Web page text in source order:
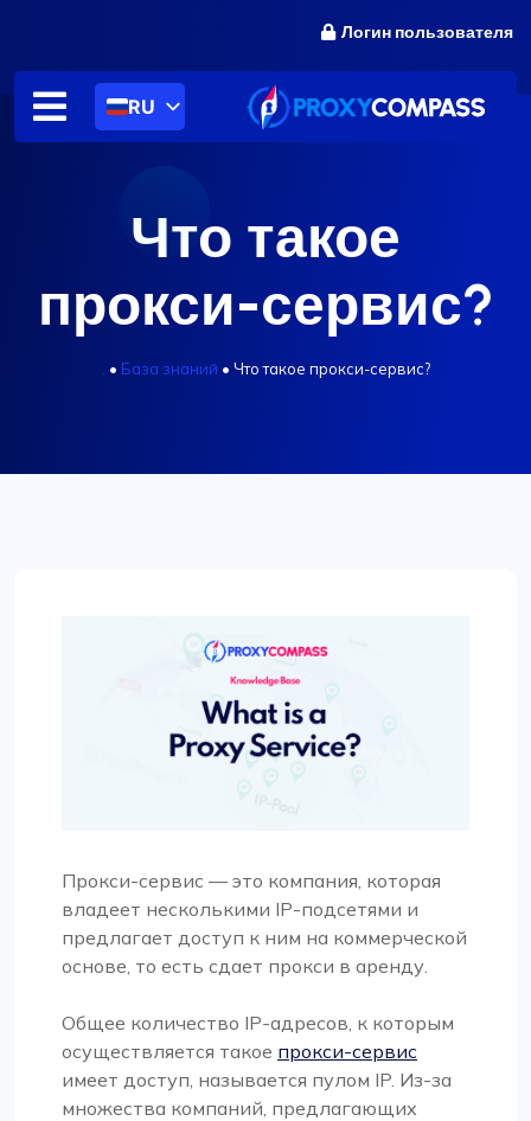
содержанию
Логин пользователя
RU
Что такое
прокси-сервис?
• База знаний • Что такое прокси-сервис?
Прокси-сервис — это компания, которая
владеет несколькими IP-подсетями и
предлагает доступ к ним на коммерческой
основе, то есть сдает прокси в аренду.
Общее количество IP-адресов, к которым
осуществляется такое прокси-сервис
имеет доступ, называется пулом IP. Из-за
множества компаний, предлагающих